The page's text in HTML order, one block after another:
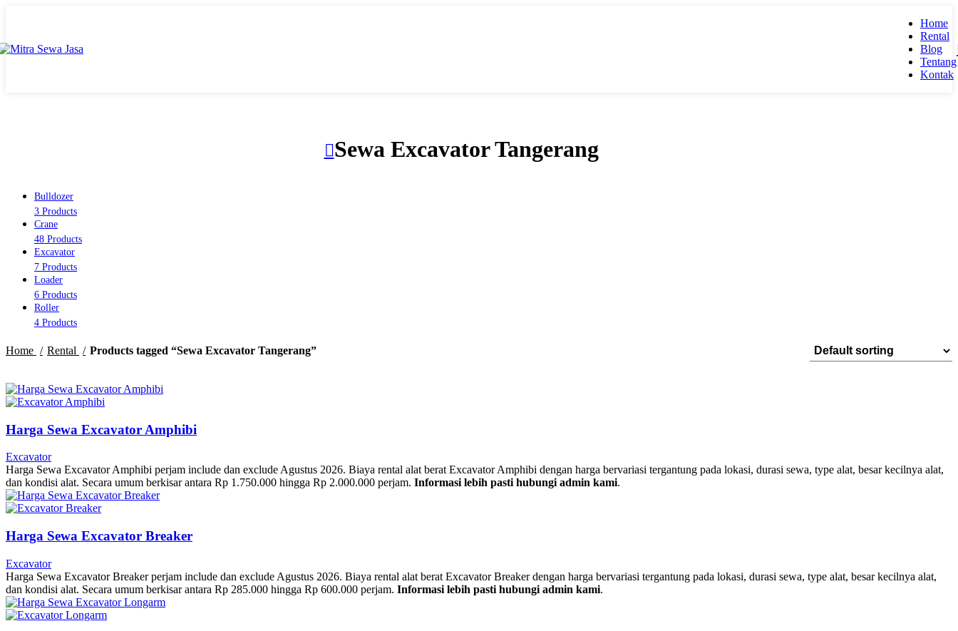
Home
Rental
Blog
Tentang
Kontak
Sewa Excavator Tangerang
Bulldozer
3 Products
Crane
48 Products
Excavator
7 Products
Loader
6 Products
Roller
4 Products
Home Rental Products tagged “Sewa Excavator Tangerang”
Harga Sewa Excavator Amphibi
Excavator
Harga Sewa Excavator Amphibi perjam include dan exclude Agustus 2026. Biaya rental alat berat Excavator Amphibi dengan harga bervariasi tergantung pada lokasi, durasi sewa, type alat, besar kecilnya alat,
dan kondisi alat. Secara umum berkisar antara Rp 1.750.000 hingga Rp 2.000.000 perjam. Informasi lebih pasti hubungi admin kami.
Harga Sewa Excavator Breaker
Excavator
Harga Sewa Excavator Breaker perjam include dan exclude Agustus 2026. Biaya rental alat berat Excavator Breaker dengan harga bervariasi tergantung pada lokasi, durasi sewa, type alat, besar kecilnya alat,
dan kondisi alat. Secara umum berkisar antara Rp 285.000 hingga Rp 600.000 perjam. Informasi lebih pasti hubungi admin kami.